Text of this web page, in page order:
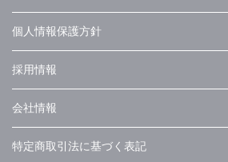
個人情報保護方針
採用情報
会社情報
特定商取引法に基づく表記